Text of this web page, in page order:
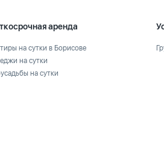
аренда
на сутки в Борисове
на сутки
на сутки